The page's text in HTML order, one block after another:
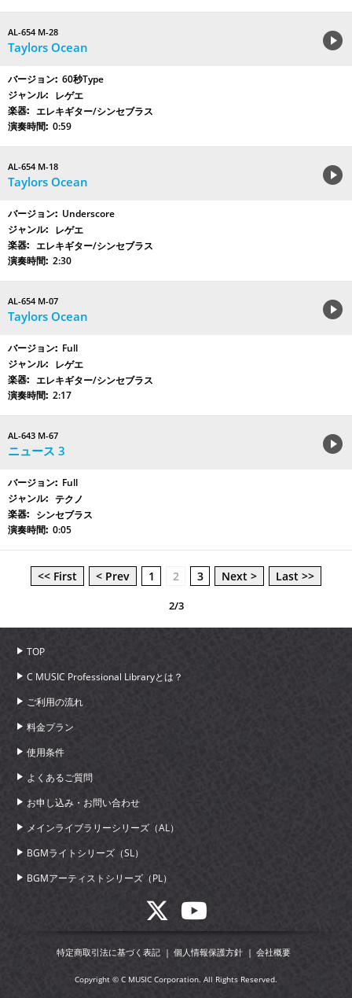
AL-654 M-28
Taylors Ocean
60秒Type
レゲエ
エレキギター/シンセブラス
0:59
AL-654 M-18
Taylors Ocean
Underscore
レゲエ
エレキギター/シンセブラス
2:30
AL-654 M-07
Taylors Ocean
Full
レゲエ
エレキギター/シンセブラス
2:17
AL-643 M-67
ニュース 3
Full
テクノ
シンセブラス
0:05
<< First < Prev 1 2 3 Next > Last >>
2/3
TOP
C MUSIC Professional Libraryとは？
ご利用の流れ
料金プラン
使用条件
よくあるご質問
お申し込み・お問い合わせ
メインライブラリーシリーズ（AL）
BGMライトシリーズ（SL）
BGMアーティストシリーズ（PL）
特定商取引法に基づく表記 個人情報保護方針 会社概要
Copyright © C MUSIC Corporation. All Rights Reserved.